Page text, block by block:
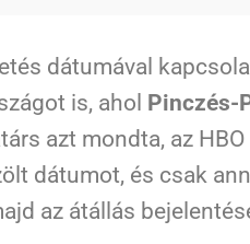
dátumával
is, ahol Pinczés-
azt mondta, az
dátumot, és csak
az átállás